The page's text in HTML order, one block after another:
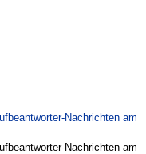
Nachrichten am
Nachrichten am